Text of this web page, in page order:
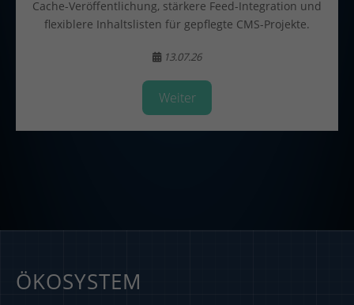
Cache-Veröffentlichung, stärkere Feed-Integration und
flexiblere Inhaltslisten für gepflegte CMS-Projekte.
13.07.26
Weiter
ÖKOSYSTEM